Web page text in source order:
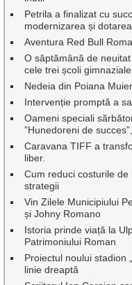
Petrila a finalizat cu
modernizarea și
Aventura Red Bull
O săptămână de
cele trei școli
Nedeia din Poiana
Intervenție promptă a
Oameni speciali
”Hunedoreni de
Caravana TIFF a
liber.
Cum reduci costurile
strategii
Vin Zilele Municipiului
și Johny Romano
Istoria prinde viață la
Patrimoniului Roman
Proiectul noului stadion
linie dreaptă